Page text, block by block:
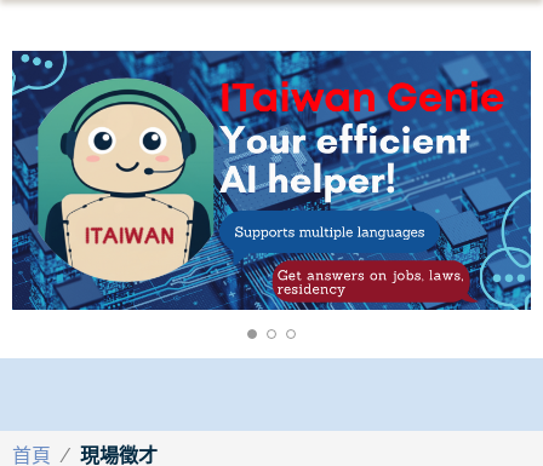
首頁 / 現場徵才